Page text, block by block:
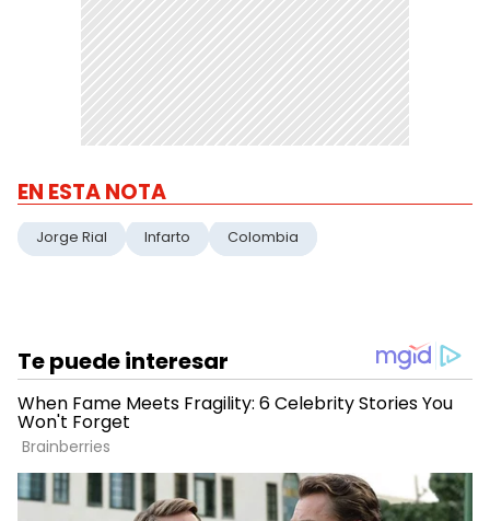
EN ESTA NOTA
Jorge Rial Infarto Colombia